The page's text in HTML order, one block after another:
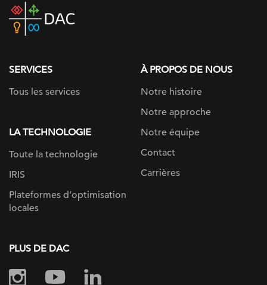
DAC
home
SERVICES
Tous les services
LA TECHNOLOGIE
Toute la technologie
IRIS
Plateformes d’optimisation
locales
À PROPOS DE NOUS
Notre histoire
Notre approche
Notre équipe
Contact
Carrières
PLUS DE DAC